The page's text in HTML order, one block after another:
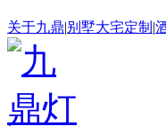
关于九鼎|别墅大宅定制 |